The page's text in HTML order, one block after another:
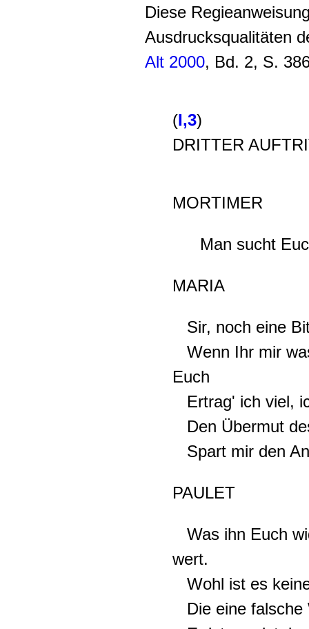
Diese
Ausdrucksqualitäten
Alt 2000, Bd. 2, S.
(I,3)
DRITTER
MORTIMER
Man sucht
MARIA
Sir, noch eine
Wenn Ihr mir
Euch
Ertrag' ich viel,
Den Übermut
Spart mir den
PAULET
Was ihn Euch
wert.
Wohl ist es
Die eine falsche